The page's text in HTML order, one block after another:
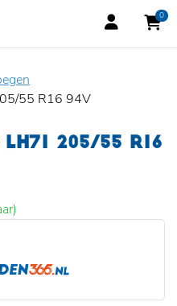
0
55 R16 94V
LH71 205/55 R16